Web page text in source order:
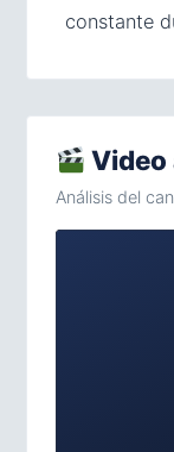
constante
Video
Análisis del